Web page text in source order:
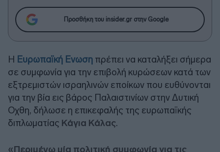
Προσθήκη του insider.gr στην Google
Η Ευρωπαϊκή Ενωση πρέπει να καταλήξει σήμερα
σε συμφωνία για την επιβολή κυρώσεων κατά των
εξτρεμιστών ισραηλινών εποίκων που ευθύνονται
για την βία εις βάρος Παλαιστινίων στην Δυτική
Οχθη, δήλωσε η επικεφαλής της ευρωπαϊκής
διπλωματίας Κάγια Κάλας.
«Περιμένω μία πολιτική συμφωνία για τις